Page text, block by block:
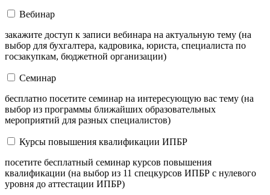
Вебинар
закажите доступ к записи вебинара на актуальную тему (на
выбор для бухгалтера, кадровика, юриста, специалиста по
госзакупкам, бюджетной организации)
Семинар
бесплатно посетите семинар на интересующую вас тему (на
выбор из программы ближайших образовательных
мероприятий для разных специалистов)
Курсы повышения квалификации ИПБР
посетите бесплатный семинар курсов повышения
квалификации (на выбор из 11 спецкурсов ИПБР с нулевого
уровня до аттестации ИПБР)